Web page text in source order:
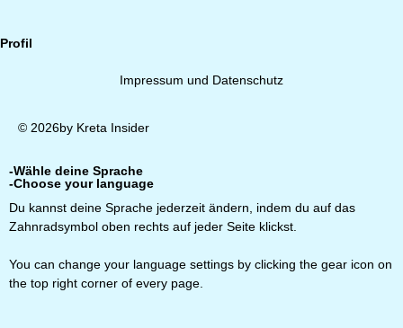
Profil
Impressum und Datenschutz
© 2026by Kreta Insider
-Wähle deine Sprache
-Choose your language
Du kannst deine Sprache jederzeit ändern, indem du auf das
Zahnradsymbol oben rechts auf jeder Seite klickst.
You can change your language settings by clicking the gear icon on
the top right corner of every page.